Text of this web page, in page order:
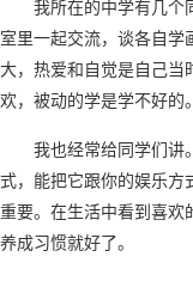
我所在的中学有几个
室里一起交流，谈各自学
大，热爱和自觉是自己当
欢，被动的学是学不好的。
我也经常给同学们讲
式，能把它跟你的娱乐方
重要。在生活中看到喜欢
养成习惯就好了。